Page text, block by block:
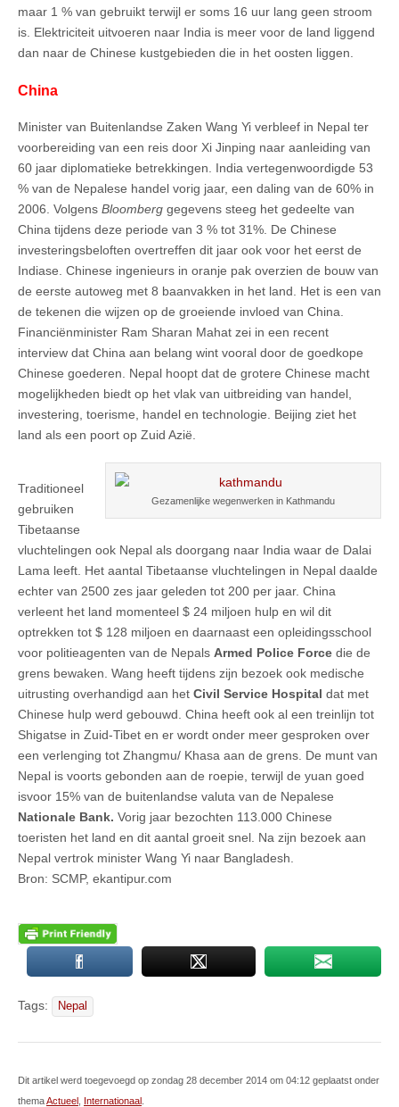
maar 1 % van gebruikt terwijl er soms 16 uur lang geen stroom
is. Elektriciteit uitvoeren naar India is meer voor de land liggend
dan naar de Chinese kustgebieden die in het oosten liggen.
China
Minister van Buitenlandse Zaken Wang Yi verbleef in Nepal ter
voorbereiding van een reis door Xi Jinping naar aanleiding van
60 jaar diplomatieke betrekkingen. India vertegenwoordigde 53
% van de Nepalese handel vorig jaar, een daling van de 60% in
2006. Volgens Bloomberg gegevens steeg het gedeelte van
China tijdens deze periode van 3 % tot 31%. De Chinese
investeringsbeloften overtreffen dit jaar ook voor het eerst de
Indiase. Chinese ingenieurs in oranje pak overzien de bouw van
de eerste autoweg met 8 baanvakken in het land. Het is een van
de tekenen die wijzen op de groeiende invloed van China.
Financiënminister Ram Sharan Mahat zei in een recent
interview dat China aan belang wint vooral door de goedkope
Chinese goederen. Nepal hoopt dat de grotere Chinese macht
mogelijkheden biedt op het vlak van uitbreiding van handel,
investering, toerisme, handel en technologie. Beijing ziet het
land als een poort op Zuid Azië.
Gezamenlijke wegenwerken in Kathmandu
Traditioneel
gebruiken
Tibetaanse
vluchtelingen ook Nepal als doorgang naar India waar de Dalai
Lama leeft. Het aantal Tibetaanse vluchtelingen in Nepal daalde
echter van 2500 zes jaar geleden tot 200 per jaar. China
verleent het land momenteel $ 24 miljoen hulp en wil dit
optrekken tot $ 128 miljoen en daarnaast een opleidingsschool
voor politieagenten van de Nepals Armed Police Force die de
grens bewaken. Wang heeft tijdens zijn bezoek ook medische
uitrusting overhandigd aan het Civil Service Hospital dat met
Chinese hulp werd gebouwd. China heeft ook al een treinlijn tot
Shigatse in Zuid-Tibet en er wordt onder meer gesproken over
een verlenging tot Zhangmu/ Khasa aan de grens. De munt van
Nepal is voorts gebonden aan de roepie, terwijl de yuan goed
isvoor 15% van de buitenlandse valuta van de Nepalese
Nationale Bank. Vorig jaar bezochten 113.000 Chinese
toeristen het land en dit aantal groeit snel. Na zijn bezoek aan
Nepal vertrok minister Wang Yi naar Bangladesh.
Bron: SCMP, ekantipur.com
Tags: Nepal
Dit artikel werd toegevoegd op zondag 28 december 2014 om 04:12 geplaatst onder
themaActueel Internationaal